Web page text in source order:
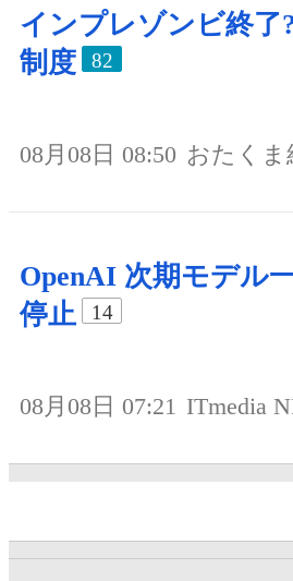
インプレゾンビ終了
制度
82
08月08日 08:50 おたくま
OpenAI 次期モデル
停止
14
08月08日 07:21 ITmedia